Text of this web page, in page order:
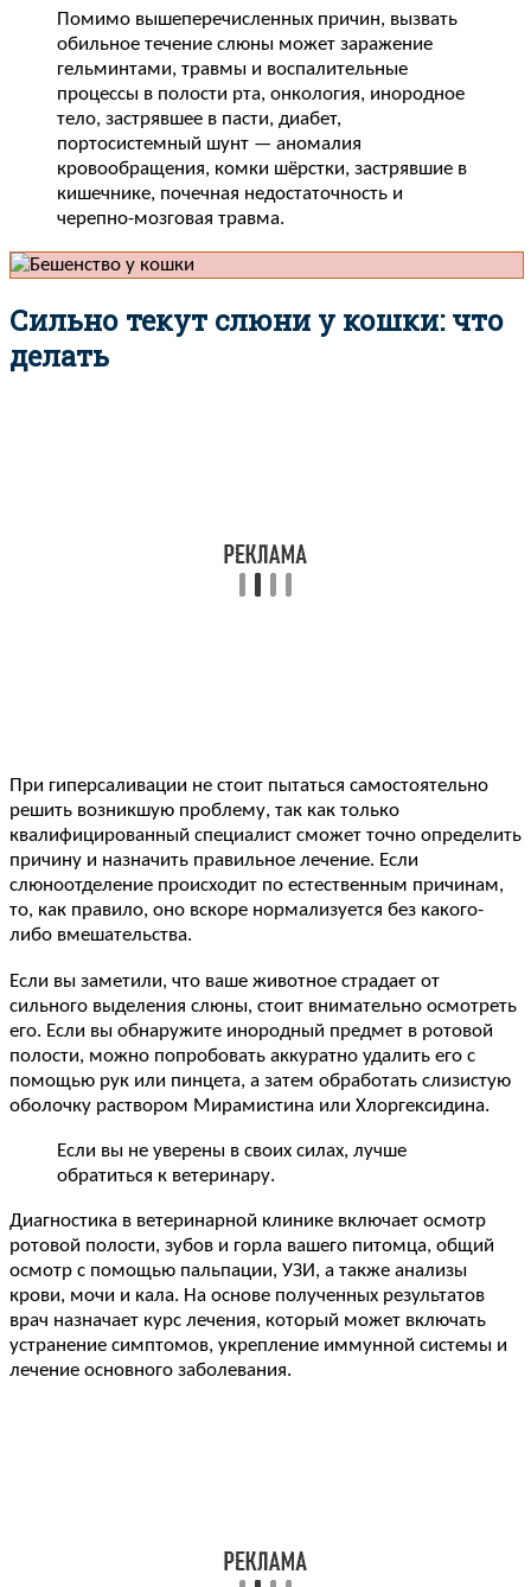
Помимо вышеперечисленных причин, вызвать
обильное течение слюны может заражение
гельминтами, травмы и воспалительные
процессы в полости рта, онкология, инородное
тело, застрявшее в пасти, диабет,
портосистемный шунт — аномалия
кровообращения, комки шёрстки, застрявшие в
кишечнике, почечная недостаточность и
черепно-мозговая травма.
Сильно текут слюни у кошки: что
делать
При гиперсаливации не стоит пытаться самостоятельно
решить возникшую проблему, так как только
квалифицированный специалист сможет точно определить
причину и назначить правильное лечение. Если
слюноотделение происходит по естественным причинам,
то, как правило, оно вскоре нормализуется без какого-
либо вмешательства.
Если вы заметили, что ваше животное страдает от
сильного выделения слюны, стоит внимательно осмотреть
его. Если вы обнаружите инородный предмет в ротовой
полости, можно попробовать аккуратно удалить его с
помощью рук или пинцета, а затем обработать слизистую
оболочку раствором Мирамистина или Хлоргексидина.
Если вы не уверены в своих силах, лучше
обратиться к ветеринару.
Диагностика в ветеринарной клинике включает осмотр
ротовой полости, зубов и горла вашего питомца, общий
осмотр с помощью пальпации, УЗИ, а также анализы
крови, мочи и кала. На основе полученных результатов
врач назначает курс лечения, который может включать
устранение симптомов, укрепление иммунной системы и
лечение основного заболевания.